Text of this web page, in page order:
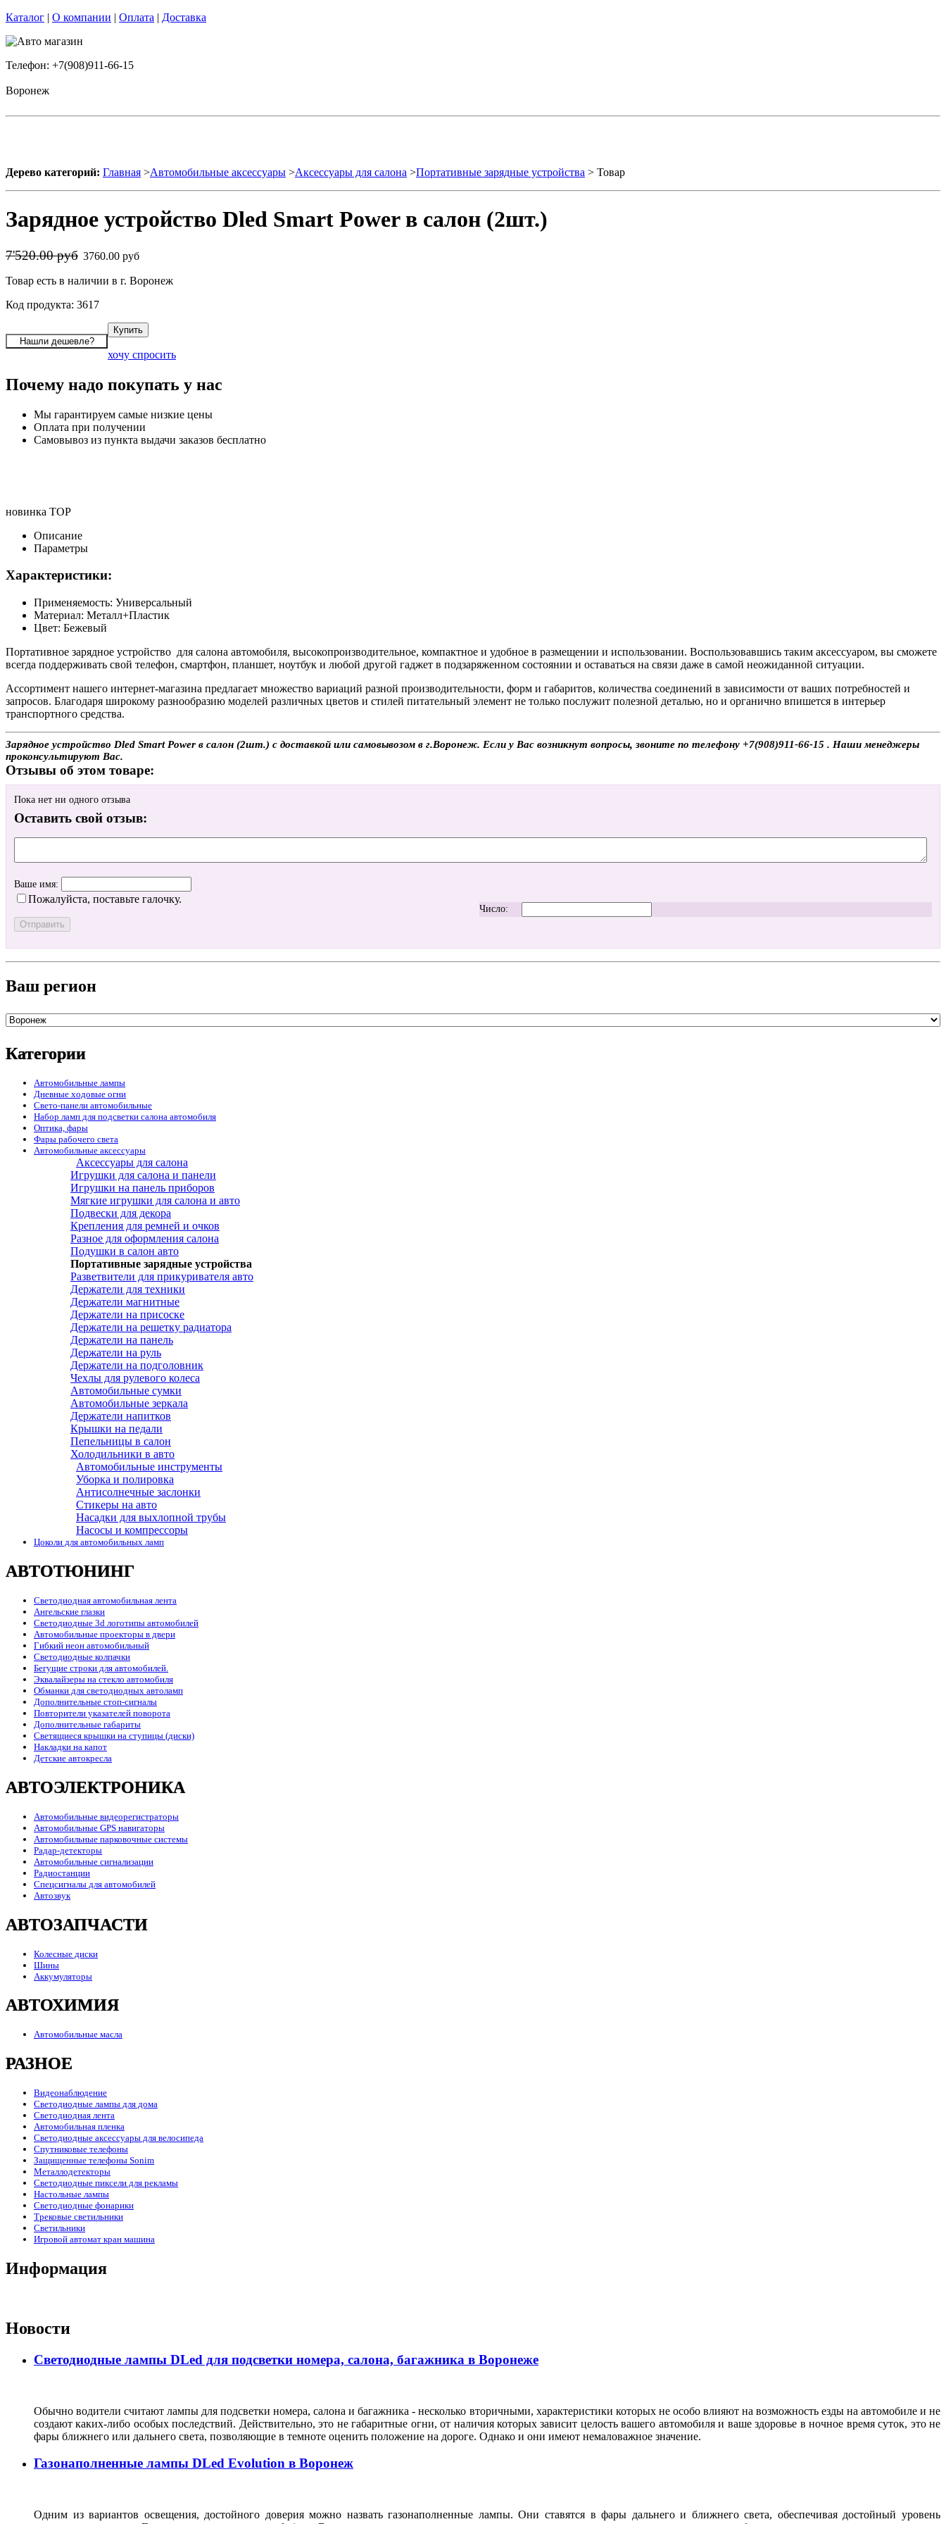
Каталог | О компании | Оплата | Доставка
Телефон: +7(908)911-66-15
Воронеж
Дерево категорий: Главная >Автомобильные аксессуары >Аксессуары для салона >Портативные зарядные устройства > Товар
Зарядное устройство Dled Smart Power в салон (2шт.)
7'520.00 руб 3760.00 руб
Товар есть в наличии в г. Воронеж
Код продукта: 3617
хочу спросить
Почему надо покупать у нас
Мы гарантируем самые низкие цены
Оплата при получении
Самовывоз из пункта выдачи заказов бесплатно
новинка TOP
Описание
Параметры
Характеристики:
Применяемость: Универсальный
Материал: Металл+Пластик
Цвет: Бежевый
Портативное зарядное устройство для салона автомобиля, высокопроизводительное, компактное и удобное в размещении и использовании. Воспользовавшись таким аксессуаром, вы сможете
всегда поддерживать свой телефон, смартфон, планшет, ноутбук и любой другой гаджет в подзаряженном состоянии и оставаться на связи даже в самой неожиданной ситуации.
Ассортимент нашего интернет-магазина предлагает множество вариаций разной производительности, форм и габаритов, количества соединений в зависимости от ваших потребностей и
запросов. Благодаря широкому разнообразию моделей различных цветов и стилей питательный элемент не только послужит полезной деталью, но и органично впишется в интерьер
транспортного средства.
Зарядное устройство Dled Smart Power в салон (2шт.) с доставкой или самовывозом в г.Воронеж. Если у Вас возникнут вопросы, звоните по телефону +7(908)911-66-15 . Наши менеджеры
проконсультируют Вас.
Отзывы об этом товаре:
Пока нет ни одного отзыва
Оставить свой отзыв:
Ваше имя:
Пожалуйста, поставьте галочку.
Число:
Ваш регион
Категории
Автомобильные лампы
Дневные ходовые огни
Свето-панели автомобильные
Набор ламп для подсветки салона автомобиля
Оптика, фары
Фары рабочего света
Автомобильные аксессуары
Аксессуары для салона
Игрушки для салона и панели
Игрушки на панель приборов
Мягкие игрушки для салона и авто
Подвески для декора
Крепления для ремней и очков
Разное для оформления салона
Подушки в салон авто
Портативные зарядные устройства
Разветвители для прикуривателя авто
Держатели для техники
Держатели магнитные
Держатели на присоске
Держатели на решетку радиатора
Держатели на панель
Держатели на руль
Держатели на подголовник
Чехлы для рулевого колеса
Автомобильные сумки
Автомобильные зеркала
Держатели напитков
Крышки на педали
Пепельницы в салон
Холодильники в авто
Автомобильные инструменты
Уборка и полировка
Антисолнечные заслонки
Стикеры на авто
Насадки для выхлопной трубы
Насосы и компрессоры
Цоколи для автомобильных ламп
АВТОТЮНИНГ
Светодиодная автомобильная лента
Ангельские глазки
Светодиодные 3d логотипы автомобилей
Автомобильные проекторы в двери
Гибкий неон автомобильный
Светодиодные колпачки
Бегущие строки для автомобилей.
Эквалайзеры на стекло автомобиля
Обманки для светодиодных автоламп
Дополнительные стоп-сигналы
Повторители указателей поворота
Дополнительные габариты
Светящиеся крышки на ступицы (диски)
Накладки на капот
Детские автокресла
АВТОЭЛЕКТРОНИКА
Автомобильные видеорегистраторы
Автомобильные GPS навигаторы
Автомобильные парковочные системы
Радар-детекторы
Автомобильные сигнализации
Радиостанции
Спецсигналы для автомобилей
Автозвук
АВТОЗАПЧАСТИ
Колесные диски
Шины
Аккумуляторы
АВТОХИМИЯ
Автомобильные масла
РАЗНОЕ
Видеонаблюдение
Светодиодные лампы для дома
Светодиодная лента
Автомобильная пленка
Светодиодные аксессуары для велосипеда
Спутниковые телефоны
Защищенные телефоны Sonim
Металлодетекторы
Светодиодные пиксели для рекламы
Настольные лампы
Светодиодные фонарики
Трековые светильники
Светильники
Игровой автомат кран машина
Информация
Новости
Светодиодные лампы DLed для подсветки номера, салона, багажника в Воронеже
Обычно водители считают лампы для подсветки номера, салона и багажника - несколько вторичными, характеристики которых не особо влияют на возможность езды на автомобиле и не
создают каких-либо особых последствий. Действительно, это не габаритные огни, от наличия которых зависит целость вашего автомобиля и ваше здоровье в ночное время суток, это не
фары ближнего или дальнего света, позволяющие в темноте оценить положение на дороге. Однако и они имеют немаловажное значение.
Газонаполненные лампы DLed Evolution в Воронеж
Одним из вариантов освещения, достойного доверия можно назвать газонаполненные лампы. Они ставятся в фары дальнего и ближнего света, обеспечивая достойный уровень